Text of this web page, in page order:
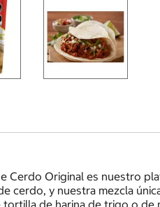
Cerdo Original es nuestro
cerdo, y nuestra mezcla
de harina de trigo o de